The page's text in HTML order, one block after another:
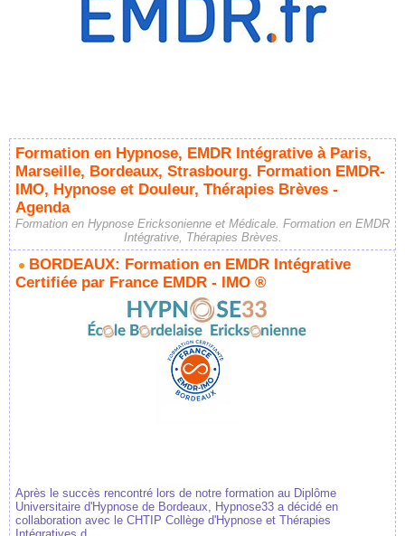
Formation en Hypnose, EMDR Intégrative à Paris,
Marseille, Bordeaux, Strasbourg. Formation EMDR-
IMO, Hypnose et Douleur, Thérapies Brèves -
Agenda
Formation en Hypnose Ericksonienne et Médicale. Formation en EMDR
Intégrative, Thérapies Brèves.
BORDEAUX: Formation en EMDR Intégrative
Certifiée par France EMDR - IMO ®
Après le succès rencontré lors de notre formation au Diplôme
Universitaire d'Hypnose de Bordeaux, Hypnose33 a décidé en
collaboration avec le CHTIP Collège d'Hypnose et Thérapies